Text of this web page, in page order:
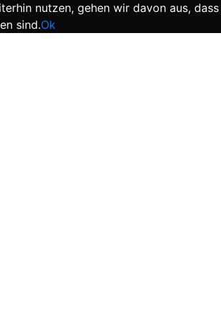
nutzen, gehen wir davon aus, dass
sind.Ok